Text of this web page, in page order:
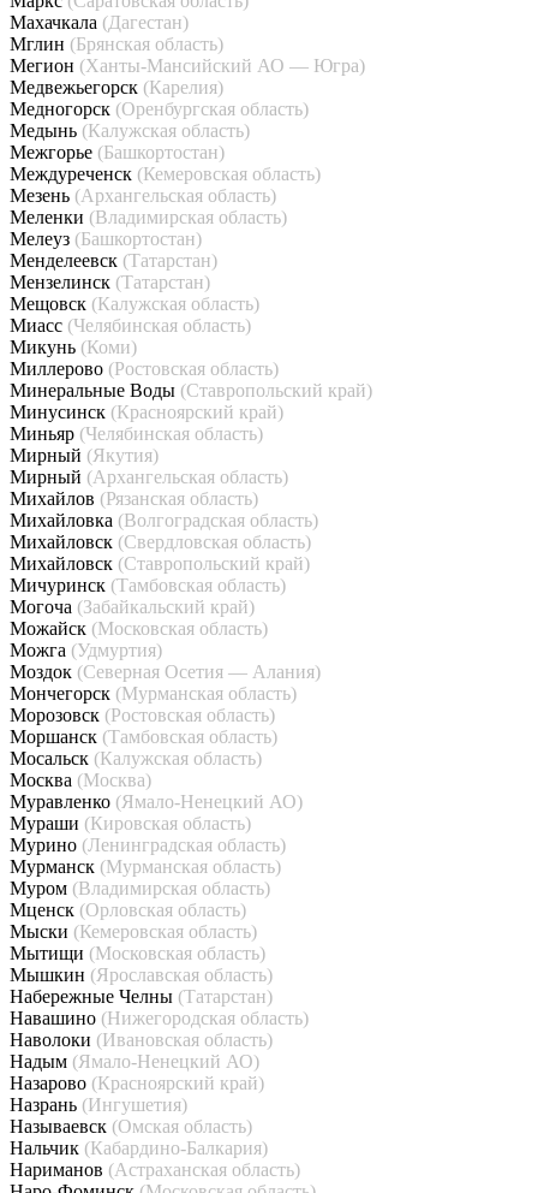
Махачкала (Дагестан)
Мглин (Брянская область)
Мегион (Ханты-Мансийский АО — Югра)
Медвежьегорск (Карелия)
Медногорск (Оренбургская область)
Медынь (Калужская область)
Межгорье (Башкортостан)
Междуреченск (Кемеровская область)
Мезень (Архангельская область)
Меленки (Владимирская область)
Мелеуз (Башкортостан)
Менделеевск (Татарстан)
Мензелинск (Татарстан)
Мещовск (Калужская область)
Миасс (Челябинская область)
Микунь (Коми)
Миллерово (Ростовская область)
Минеральные Воды (Ставропольский край)
Минусинск (Красноярский край)
Миньяр (Челябинская область)
Мирный (Якутия)
Мирный (Архангельская область)
Михайлов (Рязанская область)
Михайловка (Волгоградская область)
Михайловск (Свердловская область)
Михайловск (Ставропольский край)
Мичуринск (Тамбовская область)
Могоча (Забайкальский край)
Можайск (Московская область)
Можга (Удмуртия)
Моздок (Северная Осетия — Алания)
Мончегорск (Мурманская область)
Морозовск (Ростовская область)
Моршанск (Тамбовская область)
Мосальск (Калужская область)
Москва (Москва)
Муравленко (Ямало-Ненецкий АО)
Мураши (Кировская область)
Мурино (Ленинградская область)
Мурманск (Мурманская область)
Муром (Владимирская область)
Мценск (Орловская область)
Мыски (Кемеровская область)
Мытищи (Московская область)
Мышкин (Ярославская область)
Набережные Челны (Татарстан)
Навашино (Нижегородская область)
Наволоки (Ивановская область)
Надым (Ямало-Ненецкий АО)
Назарово (Красноярский край)
Назрань (Ингушетия)
Называевск (Омская область)
Нальчик (Кабардино-Балкария)
Нариманов (Астраханская область)